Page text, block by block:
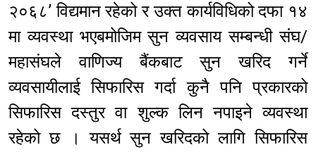
२०६८’ विद्यमान रहेको र उक्त कार्यविधिको दफा १४
मा व्यवस्था भएबमोजिम सुन व्यवसाय सम्बन्धी संघ/
महासंघले वाणिज्य बैंकबाट सुन खरिद गर्ने
व्यवसायीलाई सिफारिस गर्दा कुनै पनि प्रकारको
सिफारिस दस्तुर वा शुल्क लिन नपाइने व्यवस्था
रहेको छ । यसर्थ सुन खरिदको लागि सिफारिस